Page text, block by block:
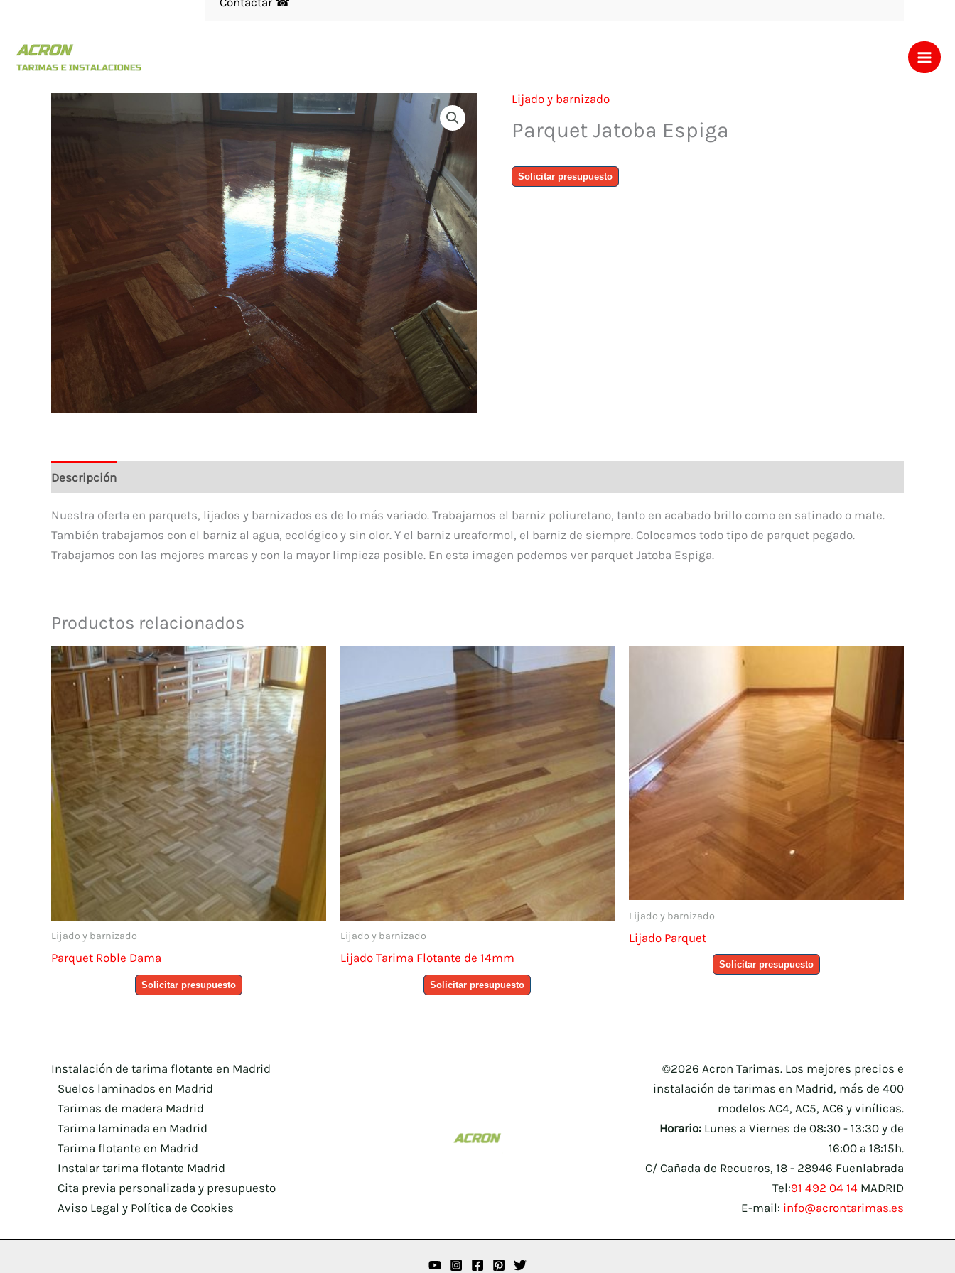
Lijado y barnizado
Parquet Jatoba Espiga
Parquet
Jatoba
Solicitar presupuesto
Descripción
Nuestra oferta en parquets, lijados y barnizados es de lo más variado. Trabajamos el barniz poliuretano, tanto en acabado brillo como en satinado o mate.
También trabajamos con el barniz al agua, ecológico y sin olor. Y el barniz ureaformol, el barniz de siempre. Colocamos todo tipo de parquet pegado.
Trabajamos con las mejores marcas y con la mayor limpieza posible. En esta imagen podemos ver parquet Jatoba Espiga.
Productos relacionados
Lijado y barnizado
Parquet Roble Dama
Solicitar presupuesto
Lijado y barnizado
Lijado Tarima Flotante de 14mm
Solicitar presupuesto
Lijado y barnizado
Lijado Parquet
Solicitar presupuesto
Instalación de tarima flotante en Madrid
Suelos laminados en Madrid
Tarimas de madera Madrid
Tarima laminada en Madrid
Tarima flotante en Madrid
Instalar tarima flotante Madrid
Cita previa personalizada y presupuesto
Aviso Legal y Política de Cookies
©2026 Acron Tarimas. Los mejores precios e
instalación de tarimas en Madrid, más de 400
modelos AC4, AC5, AC6 y vinílicas.
Horario:Lunes a Viernes de 08:30 - 13:30 y de
16:00 a 18:15h.
C/ Cañada de Recueros, 18 - 28946 Fuenlabrada
Tel:91 492 04 14 MADRID
E-mail: info@acrontarimas.es